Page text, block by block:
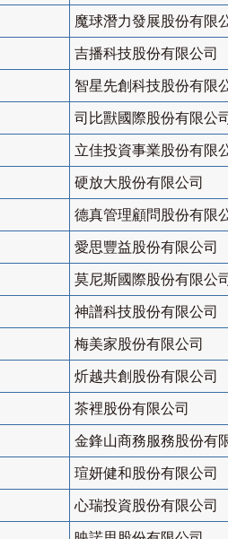
魔球潛力發展股份有限
吉播科技股份有限公司
智星先創科技股份有限
司比獸國際股份有限公司
立佳投資事業股份有限
硬放大股份有限公司
德真管理顧問股份有限
愛思豐益股份有限公司
莫尼斯國際股份有限公司
神譜科技股份有限公司
梅美家股份有限公司
炘越共創股份有限公司
茶裡股份有限公司
金鋒山商務服務股份有
瑄妍健和股份有限公司
心瑞投資股份有限公司